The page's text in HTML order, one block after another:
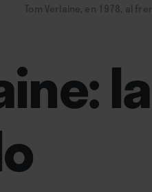
Tom Verlaine, en 1978, al